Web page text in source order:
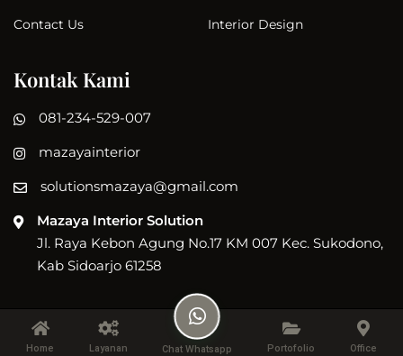
Contact Us Interior Design
Kontak Kami
081-234-529-007
mazayainterior
solutionsmazaya@gmail.com
Mazaya Interior Solution
Jl. Raya Kebon Agung No.17 KM 007 Kec. Sukodono,
Kab Sidoarjo 61258
Copyright © 2022 Mazaya Interior
Home Layanan Chat Whatsapp Portofolio Office